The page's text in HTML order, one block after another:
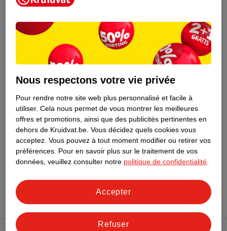
Depend Orange Sticks
3 pièces
1.
99
Nous respectons votre vie privée
Pour rendre notre site web plus personnalisé et facile à
utiliser. Cela nous permet de vous montrer les meilleures
offres et promotions, ainsi que des publicités pertinentes en
dehors de Kruidvat.be. Vous décidez quels cookies vous
acceptez. Vous pouvez à tout moment modifier ou retirer vos
préférences. Pour en savoir plus sur le traitement de vos
données, veuillez consulter notre politique de confidentialité
Refuser
Accepter